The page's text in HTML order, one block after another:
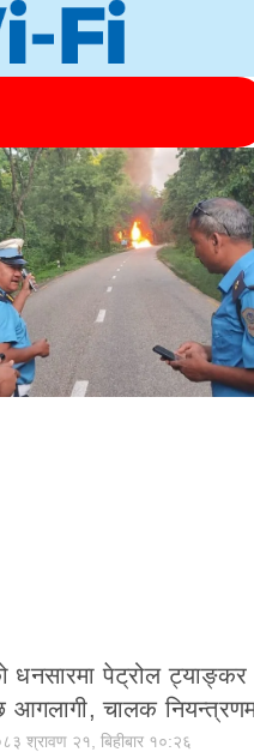
धनसारमा पेट्रोल ट्याङ्कर
आगलागी, चालक
श्रावण २१, बिहीबार १०:२६